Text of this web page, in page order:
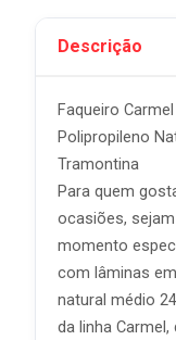
Descrição
Faqueiro
Polipropileno
Tramontina
Para quem
ocasiões,
momento
com lâminas
natural médio
da linha